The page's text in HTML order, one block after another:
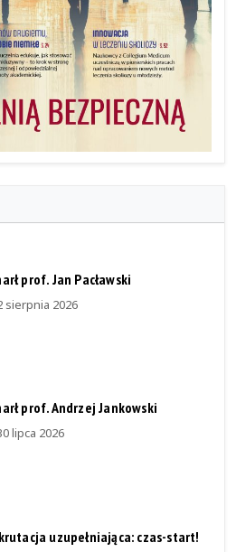
prof. Jan Pacławski
sierpnia 2026
prof. Andrzej Jankowski
lipca 2026
uzupełniająca: czas-start!